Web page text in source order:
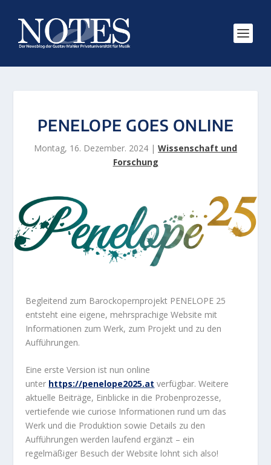
PENELOPE GOES ONLINE
Montag, 16. Dezember. 2024 | Wissenschaft und
Forschung
Begleitend zum Barockopernprojekt PENELOPE 25
entsteht eine eigene, mehrsprachige Website mit
Informationen zum Werk, zum Projekt und zu den
Aufführungen.
Eine erste Version ist nun online
unter https://penelope2025.at verfügbar. Weitere
aktuelle Beiträge, Einblicke in die Probenprozesse,
vertiefende wie curiose Informationen rund um das
Werk und die Produktion sowie Details zu den
Aufführungen werden laufend ergänzt – ein
regelmäßiger Besuch der Website lohnt sich also!